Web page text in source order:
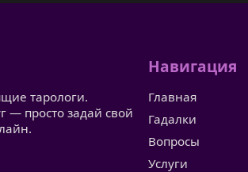
тарологи.
— просто задай свой
Навигация
Главная
Гадалки
Вопросы
Услуги